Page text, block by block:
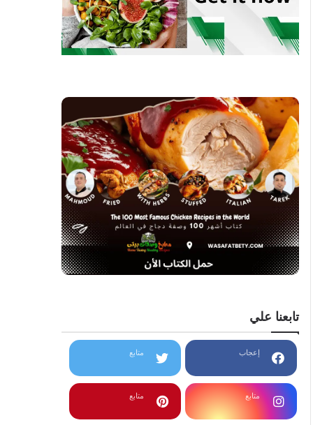
تابعنا علي
إعجاب متابع
متابع متابع